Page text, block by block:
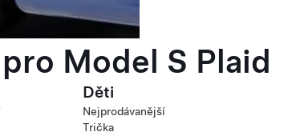
Model S Plaid
Děti
Nejprodávanější
Trička